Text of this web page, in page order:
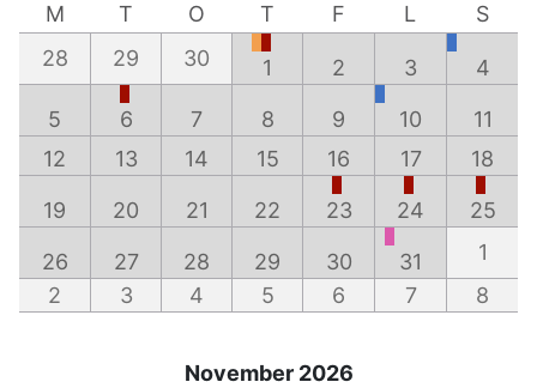
M
T O T F L
S
28
29 30 1 2 3 4
5 6 7 8 9 10
11
12
13 14 15 16 17 18
19 20 21 22 23 24 25
26 27 28 29 30 31
1
2
3 4 5 6 7 8
November 2026